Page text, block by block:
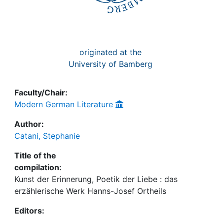
originated at the
University of Bamberg
Faculty/Chair:
Modern German Literature
Author:
Catani, Stephanie
Title of the
compilation:
Kunst der Erinnerung, Poetik der Liebe : das
erzählerische Werk Hanns-Josef Ortheils
Editors: